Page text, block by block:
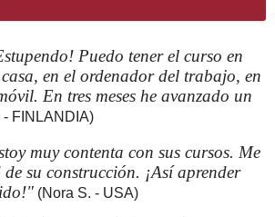
Puedo tener el curso en
en el ordenador del trabajo, en
En tres meses he avanzado un
- FINLANDIA)
muy contenta con sus cursos. Me
su construcción. ¡Así aprender
(Nora S. - USA)